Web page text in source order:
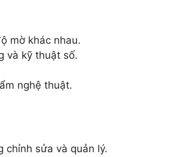
mờ khác nhau.
và kỹ thuật số.
nghệ thuật.
chỉnh sửa và quản lý.